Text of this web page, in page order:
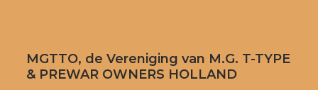
MGTTO, de Vereniging van M.G. T-TYPE
& PREWAR OWNERS HOLLAND